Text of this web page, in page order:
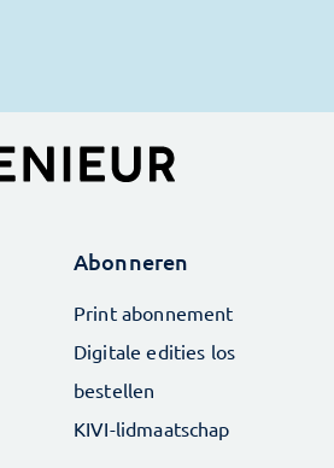
Abonneren
Print abonnement
Digitale edities los
bestellen
KIVI-lidmaatschap